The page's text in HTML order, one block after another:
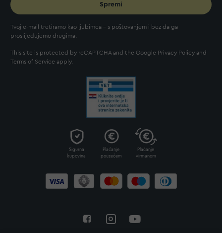
Spremi
Tvoj e-mail tretiramo kao ljubimca - s poštovanjem i bez da ga
proslijeđujemo drugima.
This site is protected by reCAPTCHA and the Google Privacy Policy and
Terms of Service apply.
Sigurna
kupovina
Plaćanje
pouzećem
Plaćanje
virmanom